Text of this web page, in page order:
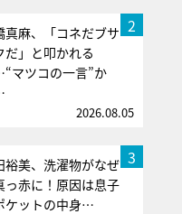
2
真麻、「コネだブサ
だ」と叩かれる
マツコの一言”か
2026.08.05
3
裕美、洗濯物がなぜ
っ赤に！原因は息子
ケットの中身…